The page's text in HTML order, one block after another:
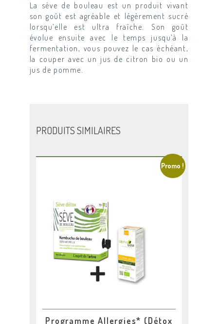
La sève de bouleau est un produit vivant
son goût est agréable et légèrement sucré
lorsqu’elle est ultra fraîche. Son goût
évolue ensuite avec le temps jusqu’à la
fermentation, vous pouvez le cas échéant,
la couper avec un jus de citron bio ou un
jus de pomme.
PRODUITS SIMILAIRES
Promo !
Programme Allergies* (Détox